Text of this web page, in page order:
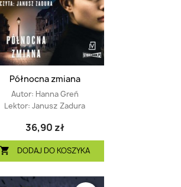
Północna zmiana
Autor: Hanna Greń
Lektor: Janusz Zadura
36,90 zł
 DODAJ DO KOSZYKA